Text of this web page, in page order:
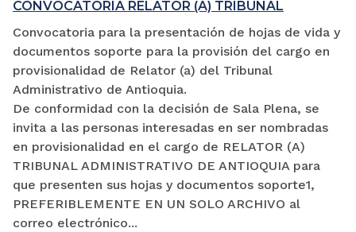
CONVOCATORIA RELATOR (A) TRIBUNAL
Convocatoria para la presentación de hojas de vida y
documentos soporte para la provisión del cargo en
provisionalidad de Relator (a) del Tribunal
Administrativo de Antioquia.
De conformidad con la decisión de Sala Plena, se
invita a las personas interesadas en ser nombradas
en provisionalidad en el cargo de RELATOR (A)
TRIBUNAL ADMINISTRATIVO DE ANTIOQUIA para
que presenten sus hojas y documentos soporte1,
PREFERIBLEMENTE EN UN SOLO ARCHIVO al
correo electrónico...